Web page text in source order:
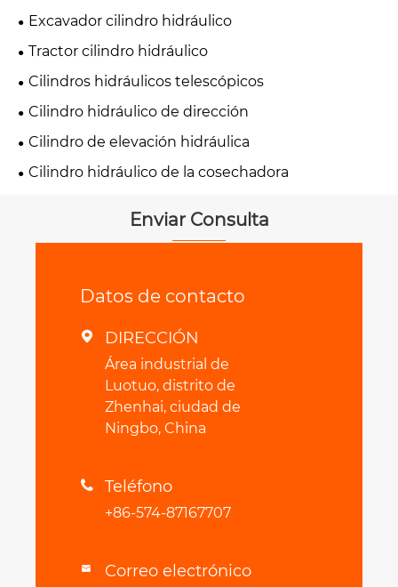
Excavador cilindro hidráulico
Tractor cilindro hidráulico
Cilindros hidráulicos telescópicos
Cilindro hidráulico de dirección
Cilindro de elevación hidráulica
Cilindro hidráulico de la cosechadora
Enviar Consulta
Datos de contacto
 DIRECCIÓN
Área industrial de
Luotuo, distrito de
Zhenhai, ciudad de
Ningbo, China
 Teléfono
+86-574-87167707
 Correo electrónico